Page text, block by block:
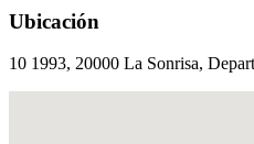
Ubicación
10 1993, 20000 La Sonrisa,